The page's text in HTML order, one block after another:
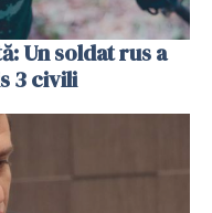
Un soldat rus a
3 civili